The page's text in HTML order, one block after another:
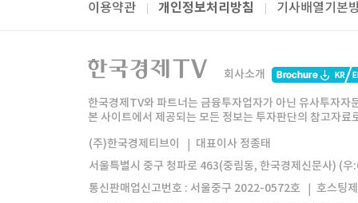
이용약관 개인정보처리방침 기사배열기본
패밀리사이트
한국경제TV
한경미디어그룹 한국경제신문 한국경제
모바일앱 한국경제TV앱
회사소개
한국경제TV와 파트너는 금융투자업자가 아닌 유사투자
본 사이트에서 제공되는 모든 정보는 투자판단의 참고자
(주)한국경제티브이
대표이사 정종태
서울특별시 중구 청파로 463(중림동, 한국경제신문사) (
통신판매업신고번호 : 서울중구 2022-0572호
호스팅